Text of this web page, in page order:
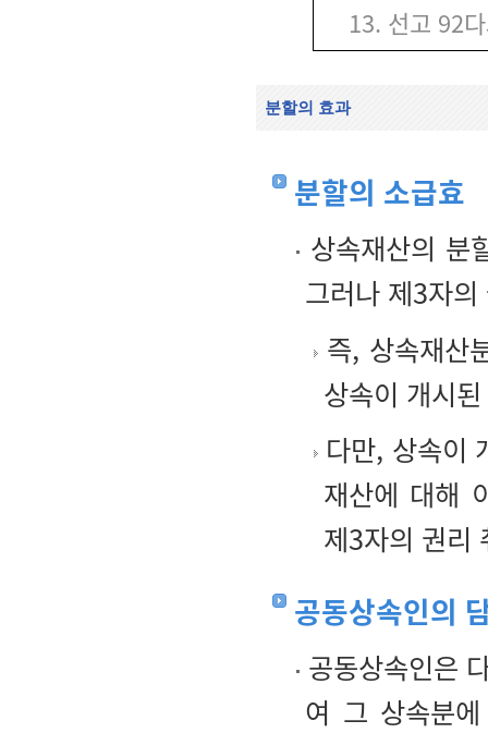
13. 선고 92
분할의 효과
분할의 소급효
상속재산의 분
그러나 제3자
즉, 상속재산
상속이 개시
다만, 상속이
재산에 대해
제3자의 권리
공동상속인의
공동상속인은
여 그 상속분